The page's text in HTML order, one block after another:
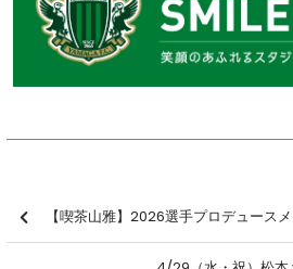
【喫茶山雅】2026選手プロデュースメニュー 第6弾 加藤 拓己選手の「ゴ